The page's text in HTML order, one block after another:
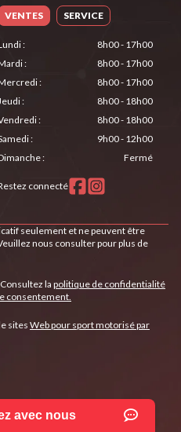
VENTES SERVICE
:
8h00 - 17h00
:
8h00 - 17h00
:
8h00 - 17h00
:
8h00 - 18h00
:
8h00 - 18h00
:
9h00 - 12h00
: Fermé
connecté
seulement et ne peuvent être
nous consulter pour plus de
lapolitique de confidentialité
consentement.
sites Web pour sport motorisé par